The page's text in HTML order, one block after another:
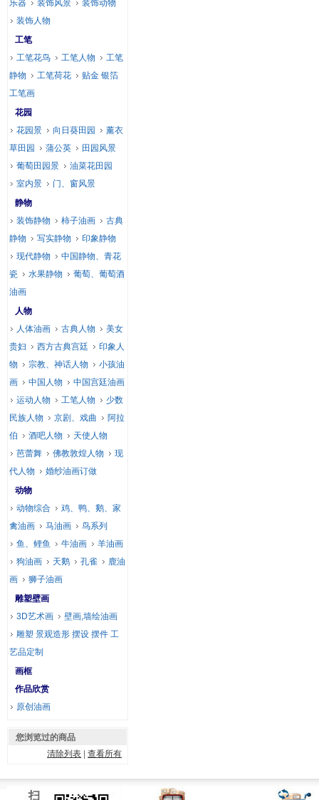
乐器 装饰风景
装饰动物
装饰人物
工笔
工笔花鸟
工笔人物
工笔
静物
工笔荷花
贴金 银箔
工笔画
花园
花园景
向日葵田园
薰衣
草田园
蒲公英
田园风景
葡萄田园景
油菜花田园
室内景
门、窗风景
静物
装饰静物
柿子油画
古典
静物
写实静物
印象静物
现代静物
中国静物、青花
瓷
水果静物
葡萄、葡萄酒
油画
人物
人体油画
古典人物
美女
贵妇
西方古典宫廷
印象人
物
宗教、神话人物
小孩油
画
中国人物
中国宫廷油画
运动人物
工笔人物
少数
民族人物
京剧、戏曲
阿拉
伯
酒吧人物
天使人物
芭蕾舞
佛教敦煌人物
现
代人物
婚纱油画订做
动物
动物综合
鸡、鸭、鹅、家
禽油画
马油画
鸟系列
鱼、鲤鱼
牛油画
羊油画
狗油画
天鹅 孔雀
鹿油
画
狮子油画
雕塑壁画
3D艺术画
壁画,墙绘油画
雕塑 景观造形 摆设 摆件 工
艺品定制
画框
作品欣赏
原创油画
您浏览过的商品
清除列表 |查看所有